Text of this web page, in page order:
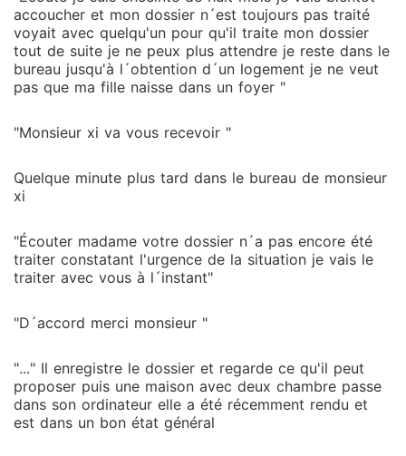
accoucher et mon dossier n´est toujours pas traité
voyait avec quelqu'un pour qu'il traite mon dossier
tout de suite je ne peux plus attendre je reste dans le
bureau jusqu'à l´obtention d´un logement je ne veut
pas que ma fille naisse dans un foyer "
"Monsieur xi va vous recevoir "
Quelque minute plus tard dans le bureau de monsieur
xi
"Écouter madame votre dossier n´a pas encore été
traiter constatant l'urgence de la situation je vais le
traiter avec vous à l´instant"
"D´accord merci monsieur "
"..." Il enregistre le dossier et regarde ce qu'il peut
proposer puis une maison avec deux chambre passe
dans son ordinateur elle a été récemment rendu et
est dans un bon état général